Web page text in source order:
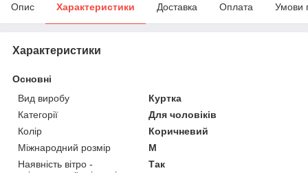
Опис Характеристики Доставка Оплата Умови
Характеристики
Основні
Вид виробу
Куртка
Категорії
Для чоловіків
Колір
Коричневий
Міжнародний розмір
M
Наявність вітро -
Так